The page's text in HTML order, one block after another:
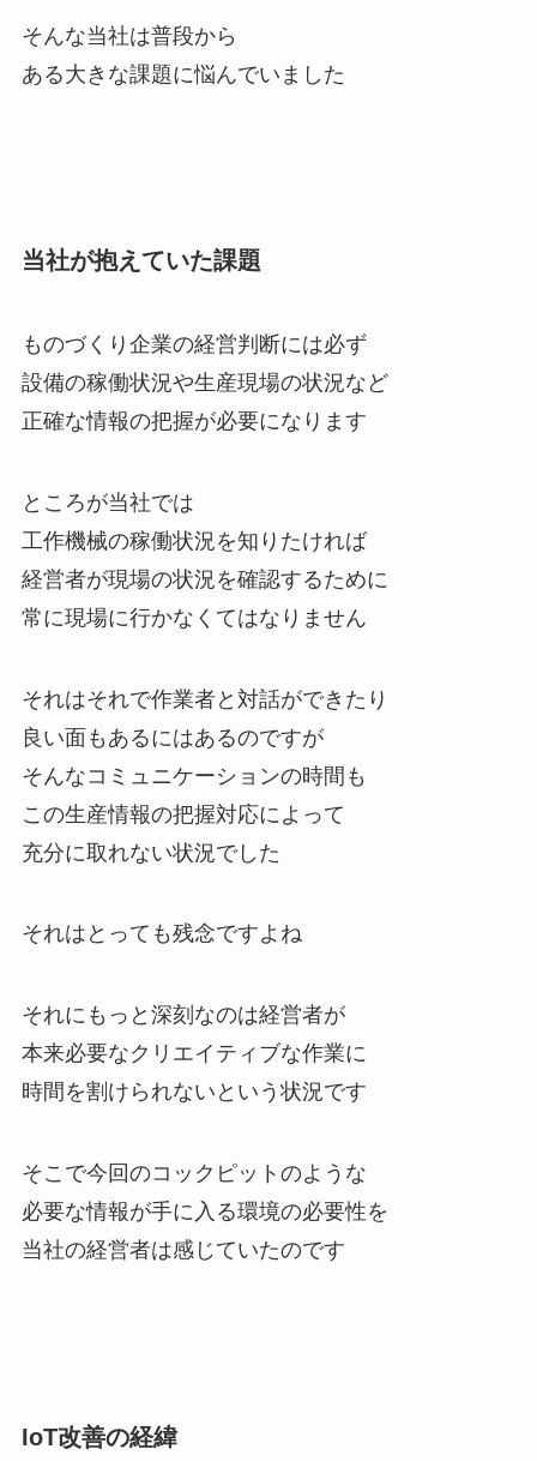
そんな当社は普段から
ある大きな課題に悩んでいました
当社が抱えていた課題
ものづくり企業の経営判断には必ず
設備の稼働状況や生産現場の状況など
正確な情報の把握が必要になります
ところが当社では
工作機械の稼働状況を知りたければ
経営者が現場の状況を確認するために
常に現場に行かなくてはなりません
それはそれで作業者と対話ができたり
良い面もあるにはあるのですが
そんなコミュニケーションの時間も
この生産情報の把握対応によって
充分に取れない状況でした
それはとっても残念ですよね
それにもっと深刻なのは経営者が
本来必要なクリエイティブな作業に
時間を割けられないという状況です
そこで今回のコックピットのような
必要な情報が手に入る環境の必要性を
当社の経営者は感じていたのです
IoT改善の経緯